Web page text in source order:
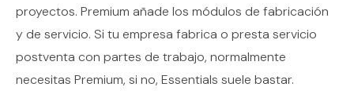
proyectos. Premium añade los módulos de fabricación
y de servicio. Si tu empresa fabrica o presta servicio
postventa con partes de trabajo, normalmente
necesitas Premium, si no, Essentials suele bastar.